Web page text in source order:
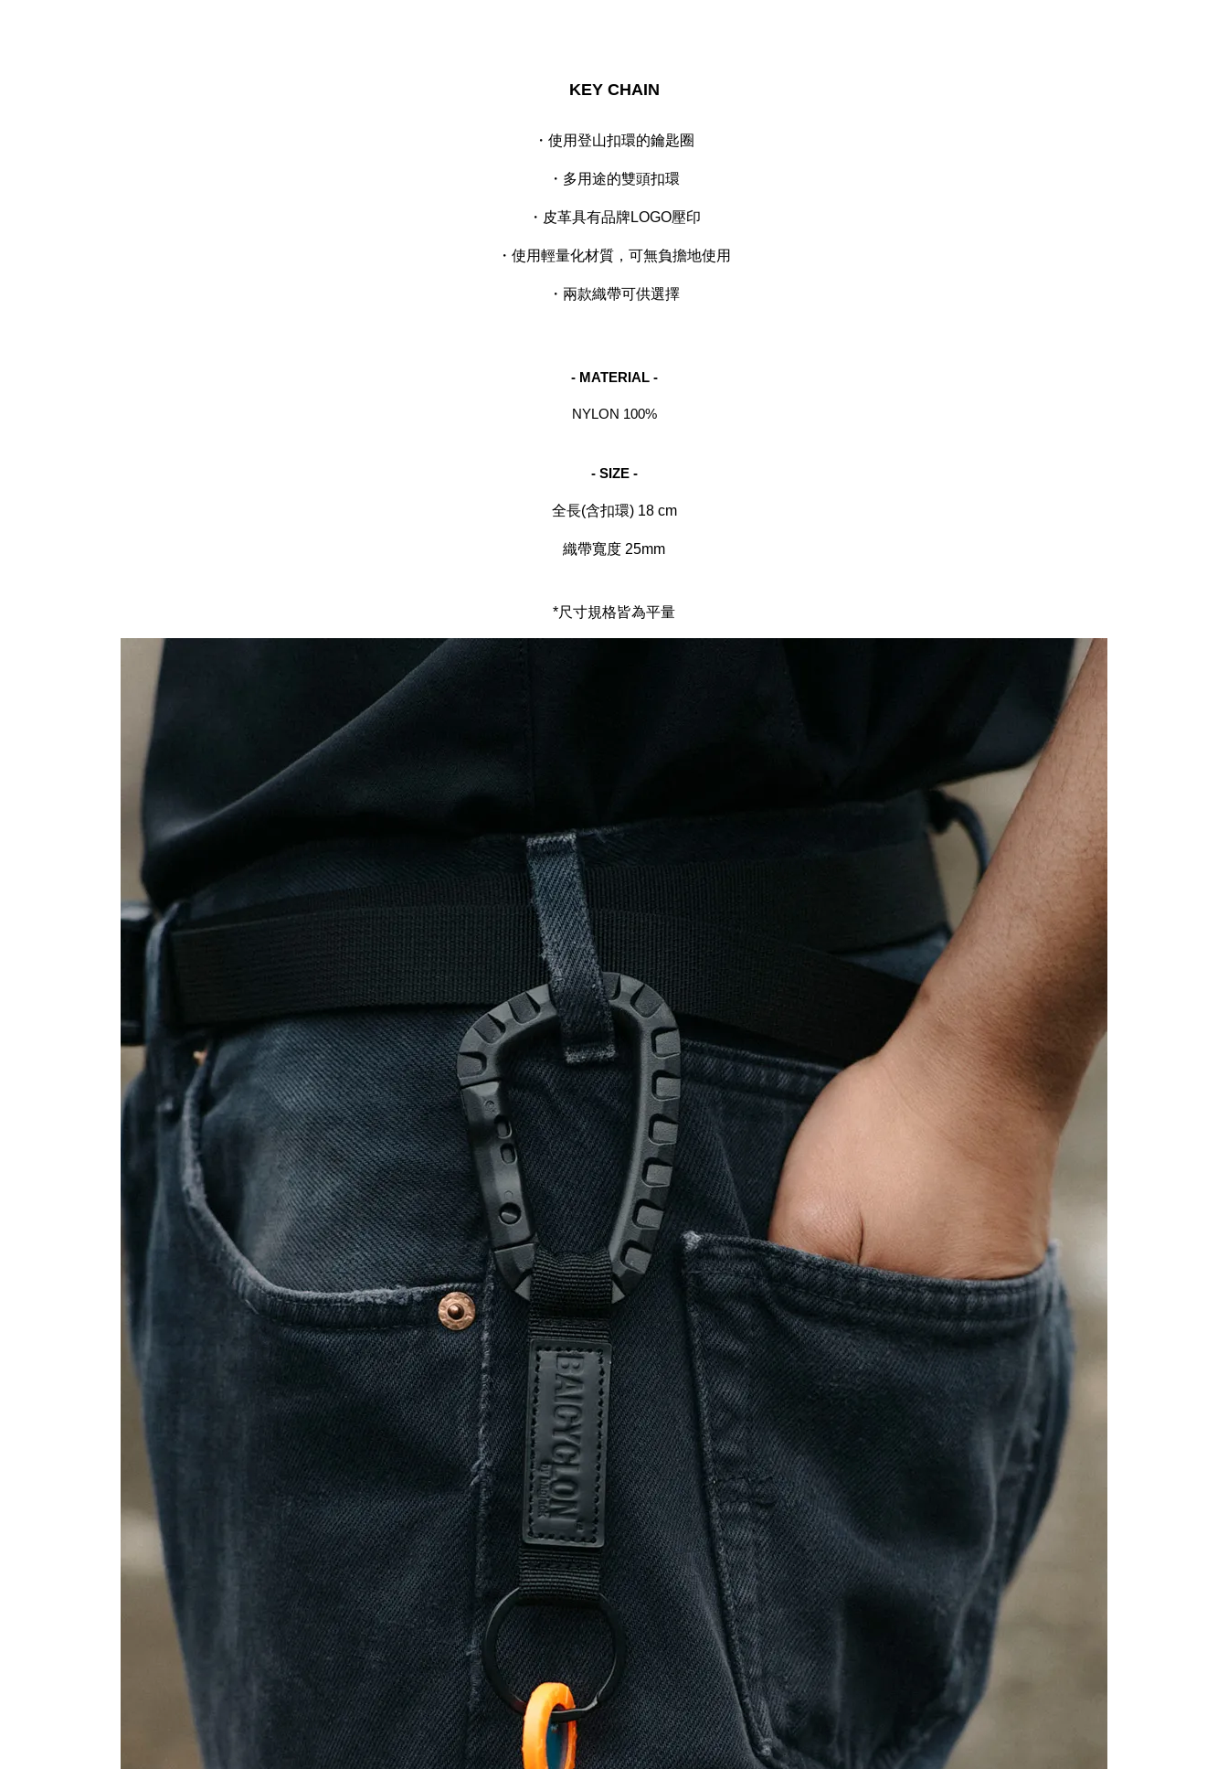
KEY CHAIN
・使用登山扣環的鑰匙圈
・多用途的雙頭扣環
・皮革具有品牌LOGO壓印
・使用輕量化材質，可無負擔地使用
・兩款織帶可供選擇
- MATERIAL -
NYLON 100%
- SIZE -
全長(含扣環) 18 cm
織帶寬度 25mm
*尺寸規格皆為平量